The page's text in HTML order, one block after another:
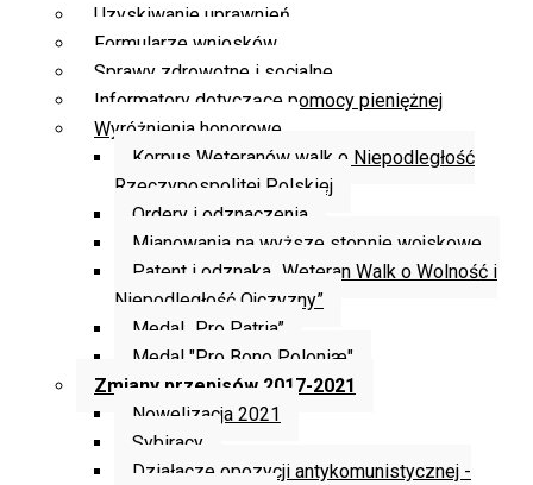
Uzyskiwanie uprawnień
Formularze wniosków
Sprawy zdrowotne i socjalne
Informatory dotyczące pomocy pieniężnej
Wyróżnienia honorowe
Korpus Weteranów walk o Niepodległość
Rzeczypospolitej Polskiej
Ordery i odznaczenia
Mianowania na wyższe stopnie wojskowe
Patent i odznaka „Weteran Walk o Wolność i
Niepodległość Ojczyzny”
Medal „Pro Patria”
Medal "Pro Bono Poloniæ"
Zmiany przepisów 2017-2021
Nowelizacja 2021
Sybiracy
Działacze opozycji antykomunistycznej -